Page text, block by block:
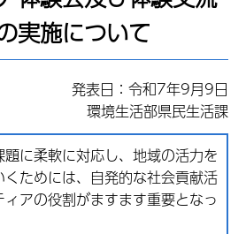
実施について
発表日：令和7年9月9日
環境生活部県民生活課
に柔軟に対応し、地域の活力を
ためには、自発的な社会貢献活
アの役割がますます重要となっ